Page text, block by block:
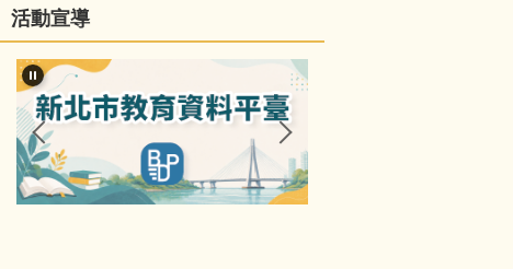
活動宣導